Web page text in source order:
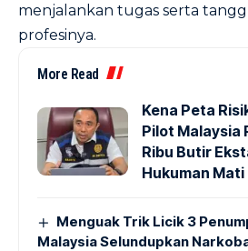
menjalankan tugas serta
profesinya.
More Read
Kena Peta
Pilot Malaysia
Ribu Butir
Hukuman Mati
Menguak Trik Licik 3
Malaysia Selundupkan